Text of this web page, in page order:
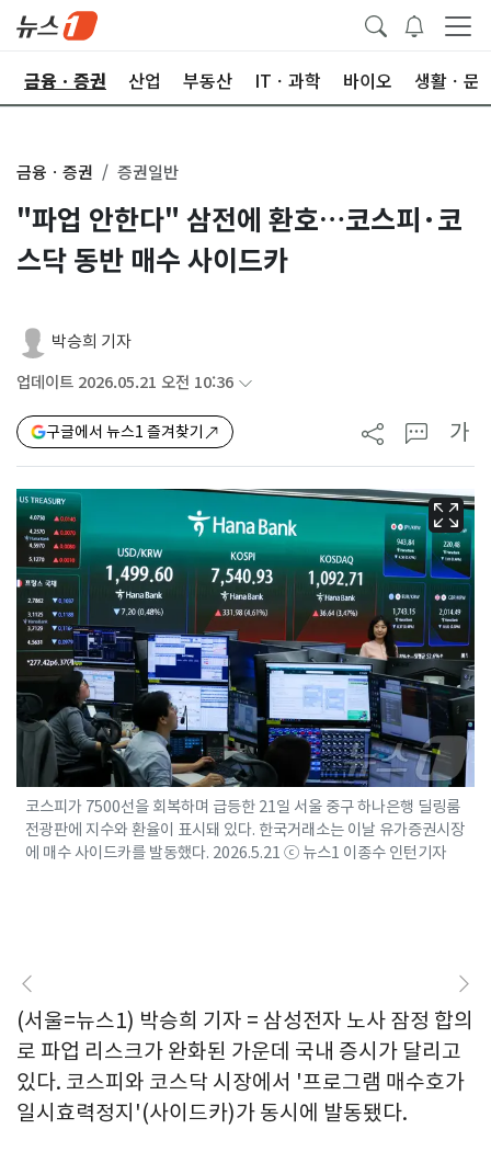
금융ㆍ증권 산업 부동산 ITㆍ과학 바이오 생활ㆍ문
금융ㆍ증권 증권일반
"파업 안한다" 삼전에 환호…코스피·코
스닥 동반 매수 사이드카
박승희 기자
업데이트 2026.05.21 오전 10:36
구글에서 뉴스1 즐겨찾기 가
코스피가 7500선을 회복하며 급등한 21일 서울 중구 하나은행 딜링룸
전광판에 지수와 환율이 표시돼 있다. 한국거래소는 이날 유가증권시장
에 매수 사이드카를 발동했다. 2026.5.21 ⓒ 뉴스1 이종수 인턴기자
(서울=뉴스1) 박승희 기자 = 삼성전자 노사 잠정 합의
로 파업 리스크가 완화된 가운데 국내 증시가 달리고
있다. 코스피와 코스닥 시장에서 '프로그램 매수호가
일시효력정지'(사이드카)가 동시에 발동됐다.